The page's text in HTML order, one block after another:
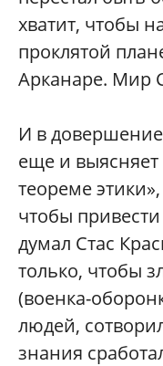
хватит, чтобы
проклятой
Арканаре. Мир
И в
еще и выясняет
теореме
чтобы
думал Стас
только, чтобы
(военка-
людей,
знания